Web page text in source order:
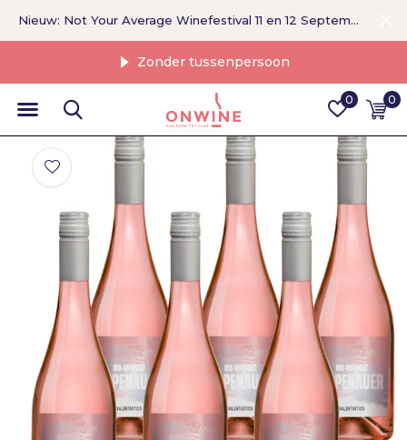
0 0
Zonder tussenpersoon
Nieuw: Not Your Average Winefestival 11 en 12 September >